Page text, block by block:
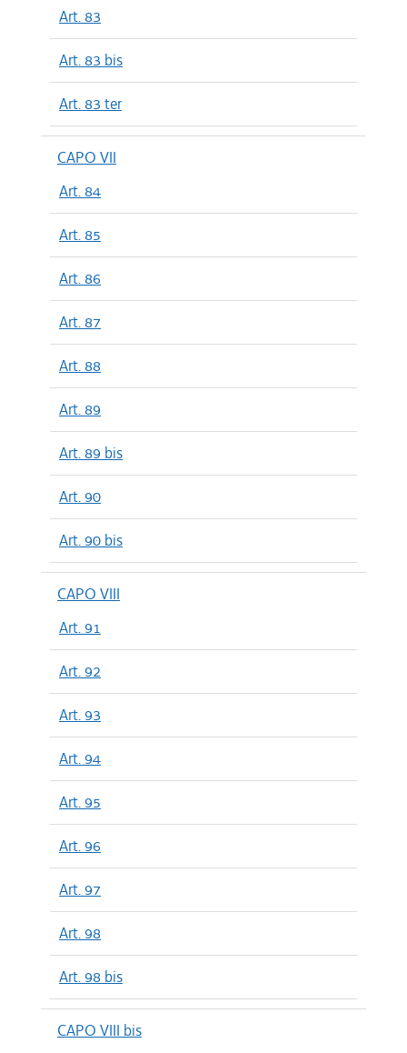
Art. 83
Art. 83 bis
Art. 83 ter
CAPO VII
Art. 84
Art. 85
Art. 86
Art. 87
Art. 88
Art. 89
Art. 89 bis
Art. 90
Art. 90 bis
CAPO VIII
Art. 91
Art. 92
Art. 93
Art. 94
Art. 95
Art. 96
Art. 97
Art. 98
Art. 98 bis
CAPO VIII bis